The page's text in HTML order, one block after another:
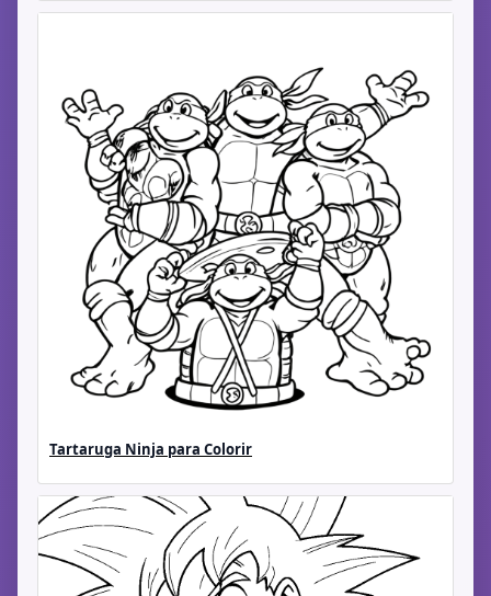
Tartaruga Ninja para Colorir